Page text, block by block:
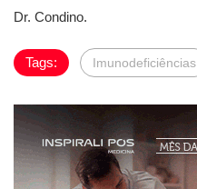
Dr. Condino.
Tags: Imunodeficiências